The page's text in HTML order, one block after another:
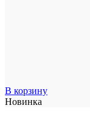
В корзину
Новинка